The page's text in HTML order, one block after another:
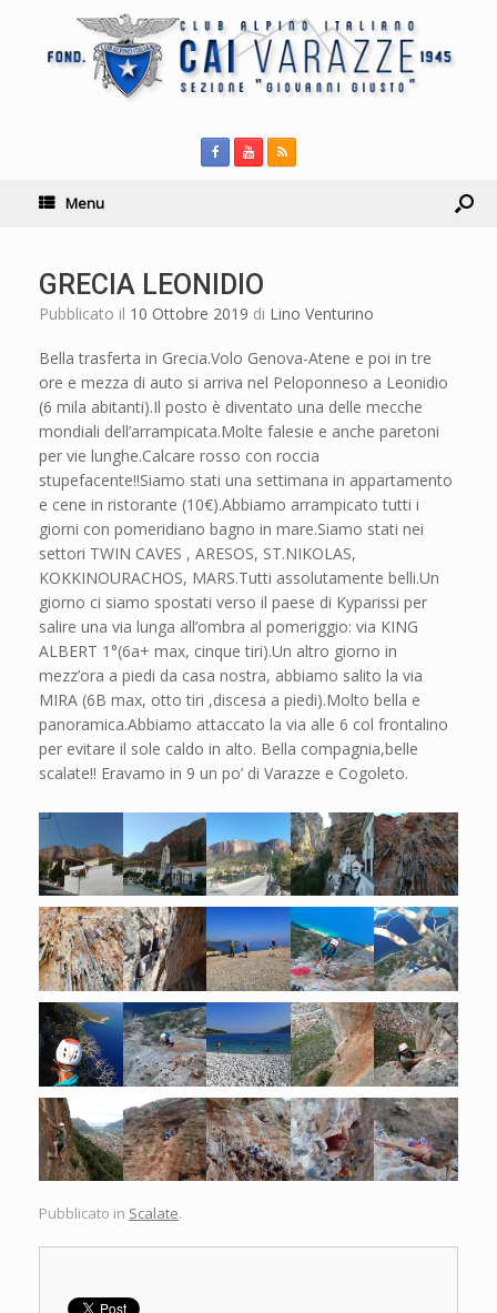
Menu
GRECIA LEONIDIO
Pubblicato il 10 Ottobre 2019 di Lino Venturino
Bella trasferta in Grecia.Volo Genova-Atene e poi in tre
ore e mezza di auto si arriva nel Peloponneso a Leonidio
(6 mila abitanti).Il posto è diventato una delle mecche
mondiali dell’arrampicata.Molte falesie e anche paretoni
per vie lunghe.Calcare rosso con roccia
stupefacente!!Siamo stati una settimana in appartamento
e cene in ristorante (10€).Abbiamo arrampicato tutti i
giorni con pomeridiano bagno in mare.Siamo stati nei
settori TWIN CAVES , ARESOS, ST.NIKOLAS,
KOKKINOURACHOS, MARS.Tutti assolutamente belli.Un
giorno ci siamo spostati verso il paese di Kyparissi per
salire una via lunga all’ombra al pomeriggio: via KING
ALBERT 1°(6a+ max, cinque tiri).Un altro giorno in
mezz’ora a piedi da casa nostra, abbiamo salito la via
MIRA (6B max, otto tiri ,discesa a piedi).Molto bella e
panoramica.Abbiamo attaccato la via alle 6 col frontalino
per evitare il sole caldo in alto. Bella compagnia,belle
scalate!! Eravamo in 9 un po’ di Varazze e Cogoleto.
Pubblicato in Scalate.